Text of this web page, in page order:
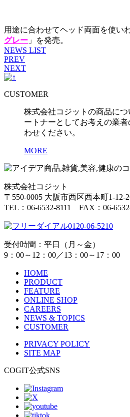
用途に合わせてヘッド両面を使い
グレー 」を発売。
NEWS LIST
PREV
NEXT
CUSTOMER
株式会社コジットの商品に
ートナーとしてお考えの業
わせください。
MORE
株式会社コジット
〒550-0005 大阪市西区西本町1-12-
TEL：06-6532-8111 FAX：06-
0120-06-5210
受付時間：平日（月～金）
9：00～12：00／13：00～17：00
HOME
PRODUCT
FEATURE
ONLINE SHOP
CAREERS
NEWS & TOPICS
CUSTOMER
PRIVACY POLICY
SITE MAP
COGIT公式SNS